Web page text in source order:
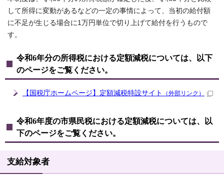
して所得に変動があるなどの一定の事情によって、当初の給付額
に不足が生じる場合に1万円単位で切り上げて給付を行うもので
す。
令和6年分の所得税における定額減税については、以下
のページをご覧ください。
【国税庁ホームページ】定額減税特設サイト （外部リンク）
令和6年度の市県民税における定額減税については、以
下のページをご覧ください。
支給対象者